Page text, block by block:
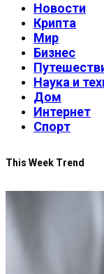
Новости
Крипта
Мир
Бизнес
Наука и
Дом
Интернет
Спорт
This Week Trend